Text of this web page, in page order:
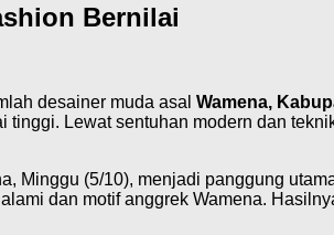
Bernilai
desainer muda asal Wamena,
tinggi. Lewat sentuhan modern dan
Minggu (5/10), menjadi panggung
dan motif anggrek Wamena.